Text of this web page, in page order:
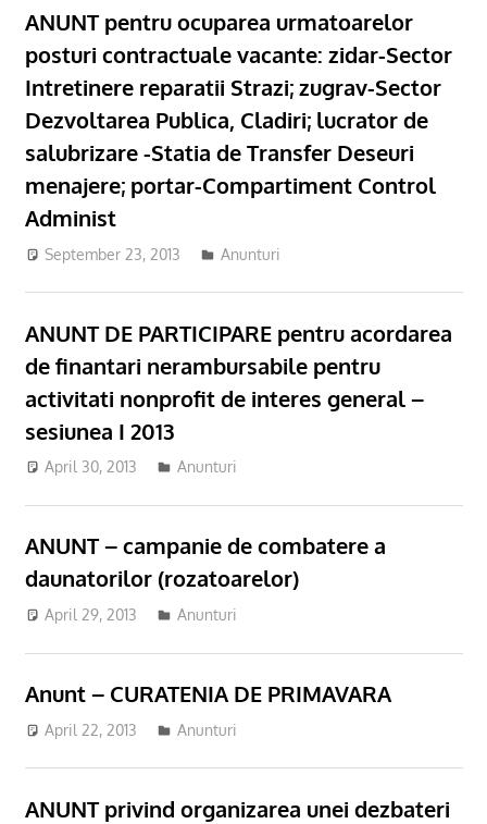
ANUNT pentru ocuparea urmatoarelor
posturi contractuale vacante: zidar-Sector
Intretinere reparatii Strazi; zugrav-Sector
Dezvoltarea Publica, Cladiri; lucrator de
salubrizare -Statia de Transfer Deseuri
menajere; portar-Compartiment Control
Administ
September 23, 2013 Anunturi
ANUNT DE PARTICIPARE pentru acordarea
de finantari nerambursabile pentru
activitati nonprofit de interes general –
sesiunea I 2013
April 30, 2013 Anunturi
ANUNT – campanie de combatere a
daunatorilor (rozatoarelor)
April 29, 2013 Anunturi
Anunt – CURATENIA DE PRIMAVARA
April 22, 2013 Anunturi
ANUNT privind organizarea unei dezbateri